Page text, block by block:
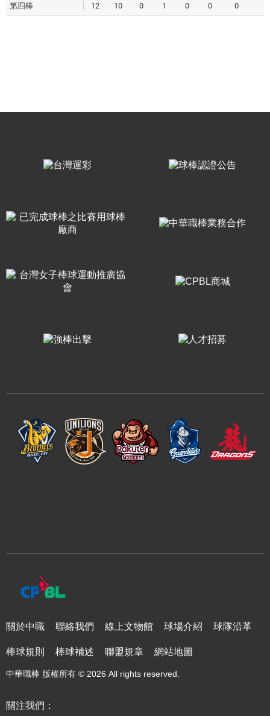
第四棒 12 10 0 1 0 0 0
關於中職 聯絡我們 線上文物館 球場介紹 球隊沿革
棒球規則 棒球補述 聯盟規章 網站地圖
中華職棒 版權所有 © 2026 All rights reserved.
關注我們：